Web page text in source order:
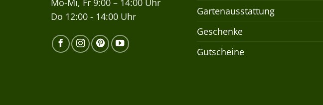
Mo-Mi, Fr 9:00 – 14:00 Uhr
Do 12:00 - 14:00 Uhr
Gartenausstattung
Geschenke
Gutscheine